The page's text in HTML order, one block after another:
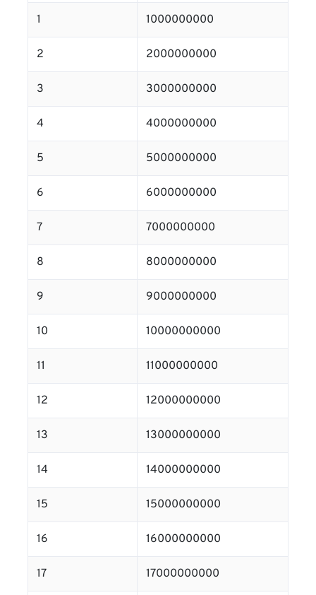
1 1000000000
2 2000000000
3 3000000000
4 4000000000
5 5000000000
6 6000000000
7 7000000000
8 8000000000
9 9000000000
10 10000000000
11 11000000000
12 12000000000
13 13000000000
14 14000000000
15 15000000000
16 16000000000
17 17000000000